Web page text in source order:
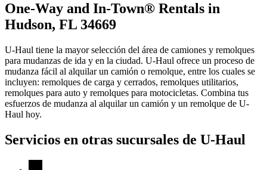
One-Way and In-Town® Rentals in
Hudson, FL 34669
U-Haul tiene la mayor selección del área de camiones y remolques
para mudanzas de ida y en la ciudad. U-Haul ofrece un proceso de
mudanza fácil al alquilar un camión o remolque, entre los cuales se
incluyen: remolques de carga y cerrados, remolques utilitarios,
remolques para auto y remolques para motocicletas. Combina tus
esfuerzos de mudanza al alquilar un camión y un remolque de U-
Haul hoy.
Servicios en otras sucursales de U-Haul